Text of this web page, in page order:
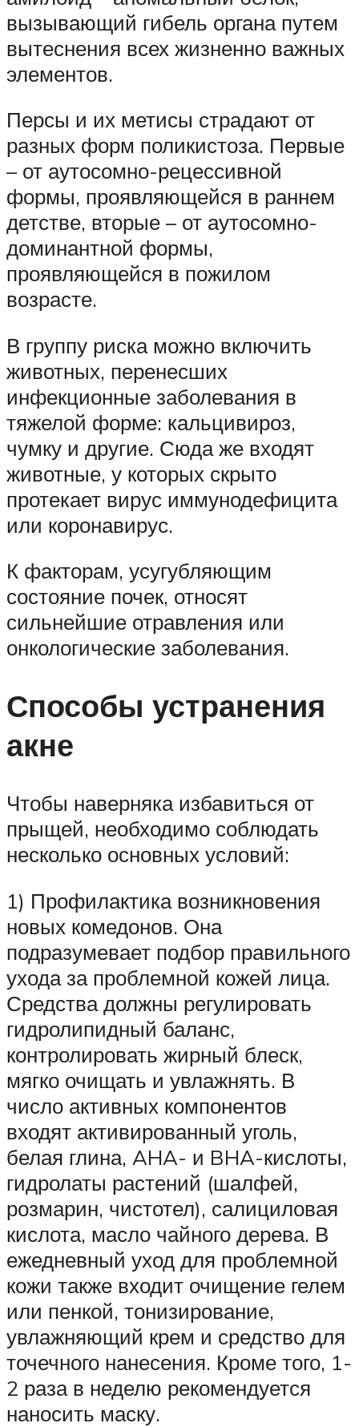
вызывающий гибель органа путем
вытеснения всех жизненно важных
элементов.
Персы и их метисы страдают от
разных форм поликистоза. Первые
– от аутосомно-рецессивной
формы, проявляющейся в раннем
детстве, вторые – от аутосомно-
доминантной формы,
проявляющейся в пожилом
возрасте.
В группу риска можно включить
животных, перенесших
инфекционные заболевания в
тяжелой форме: кальцивироз,
чумку и другие. Сюда же входят
животные, у которых скрыто
протекает вирус иммунодефицита
или коронавирус.
К факторам, усугубляющим
состояние почек, относят
сильнейшие отравления или
онкологические заболевания.
Способы устранения
акне
Чтобы наверняка избавиться от
прыщей, необходимо соблюдать
несколько основных условий:
1) Профилактика возникновения
новых комедонов. Она
подразумевает подбор правильного
ухода за проблемной кожей лица.
Средства должны регулировать
гидролипидный баланс,
контролировать жирный блеск,
мягко очищать и увлажнять. В
число активных компонентов
входят активированный уголь,
белая глина, AHA- и BHA-кислоты,
гидролаты растений (шалфей,
розмарин, чистотел), салициловая
кислота, масло чайного дерева. В
ежедневный уход для проблемной
кожи также входит очищение гелем
или пенкой, тонизирование,
увлажняющий крем и средство для
точечного нанесения. Кроме того, 1-
2 раза в неделю рекомендуется
наносить маску.